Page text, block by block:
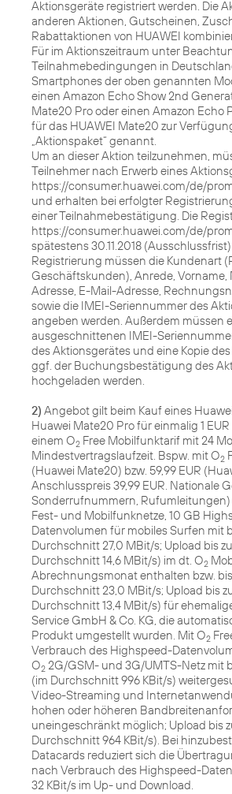
Aktionsgeräte registriert werden. Die
anderen Aktionen, Gutscheinen,
Rabattaktionen von HUAWEI
Für im Aktionszeitraum unter
Teilnahmebedingungen in
Smartphones der oben genannten
einen Amazon Echo Show 2nd
Mate20 Pro oder einen Amazon Echo
für das HUAWEI Mate20 zur
„Aktionspaket“ genannt.
Um an dieser Aktion teilzunehmen,
Teilnehmer nach Erwerb eines
https://consumer.huawei.com/de/
und erhalten bei erfolgter
einer Teilnahmebestätigung. Die
https://consumer.huawei.com/de/
spätestens 30.11.2018
Registrierung müssen die Kundenart
Geschäftskunden), Anrede, Vorname,
Adresse, E-Mail-Adresse,
sowie die IMEI-Seriennummer des
angeben werden. Außerdem müssen
ausgeschnittenen IMEI-
des Aktionsgerätes und eine Kopie
ggf. der Buchungsbestätigung des
hochgeladen werden.
2) Angebot gilt beim Kauf eines
Huawei Mate20 Pro für einmalig 1
einem O2 Free Mobilfunktarif mit 24
Mindestvertragslaufzeit. Bspw. mit O2
(Huawei Mate20) bzw. 59,99 EUR
Anschlusspreis 39,99 EUR. Nationale
Sonderrufnummern, Rufumleitungen)
Fest- und Mobilfunknetze, 10 GB
Datenvolumen für mobiles Surfen mit
Durchschnitt 27,0 MBit/s; Upload bis
Durchschnitt 14,6 MBit/s) im dt. O2
Abrechnungsmonat enthalten bzw.
Durchschnitt 23,0 MBit/s; Upload bis
Durchschnitt 13,4 MBit/s) für
Service GmbH & Co. KG, die
Produkt umgestellt wurden. Mit O2
Verbrauch des Highspeed-
O2 2G/GSM- und 3G/UMTS-Netz mit
(im Durchschnitt 996 KBit/s)
Video-Streaming und
hohen oder höheren
uneingeschränkt möglich; Upload bis
Durchschnitt 964 KBit/s). Bei
Datacards reduziert sich die
nach Verbrauch des Highspeed-
32 KBit/s im Up- und Download.